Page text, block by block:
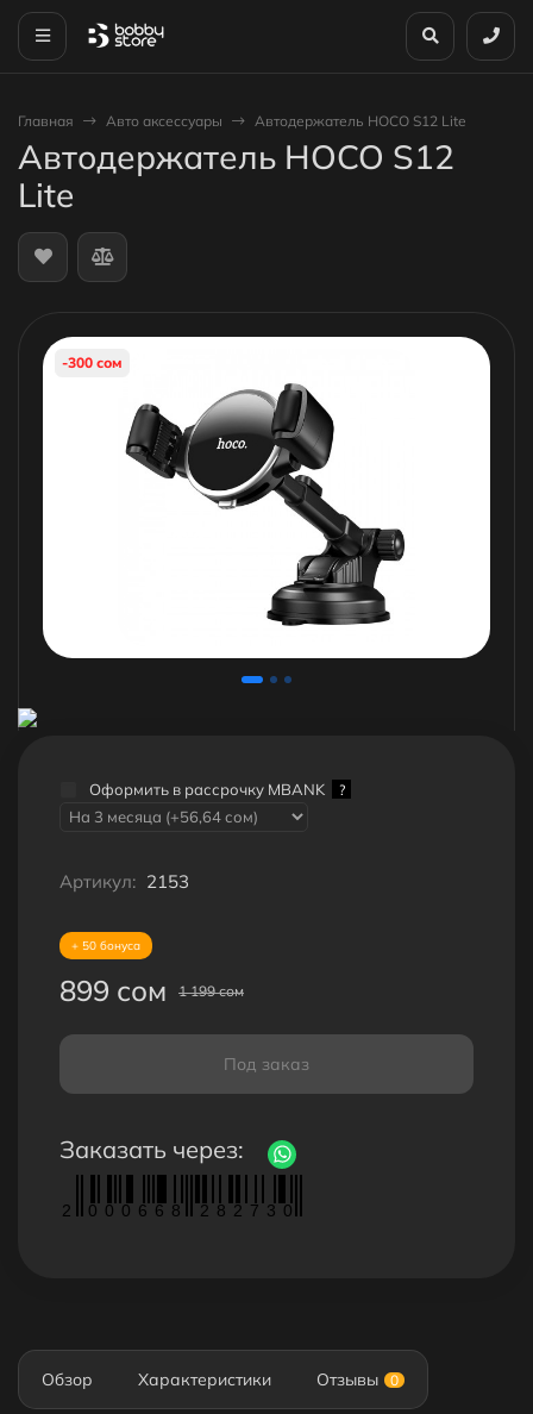
Главная Авто аксессуары Автодержатель HOCO S12 Lite
Автодержатель HOCO S12
Lite
-300 сом
Оформить в рассрочку MBANK ?
Артикул: 2153
+ 50 бонуса
899 сом 1 199 сом
Под заказ
Заказать через:
2 0 0 0 6 6 8 2 8 2 7 3 0
Обзор Характеристики Отзывы 0